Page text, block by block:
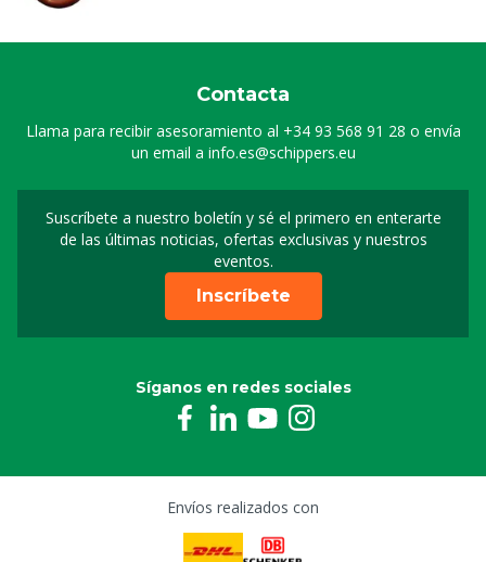
Contacta
Llama para recibir asesoramiento al +34 93 568 91 28 o envía
un email a info.es@schippers.eu
Suscríbete a nuestro boletín y sé el primero en enterarte
de las últimas noticias, ofertas exclusivas y nuestros
eventos.
Suscripción a nuestro
Inscríbete
Síganos en redes sociales
Envíos realizados con